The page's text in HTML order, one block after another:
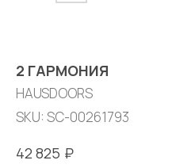
2 ГАРМОНИЯ
HAUSDOORS
SKU: SC-00261793
42 825 ₽